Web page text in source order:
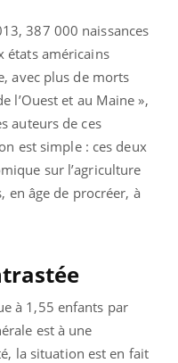
387 000 naissances
états américains
avec plus de morts
l’Ouest et au Maine »,
auteurs de ces
est simple : ces deux
sur l’agriculture
en âge de procréer, à
à 1,55 enfants par
est à une
la situation est en fait